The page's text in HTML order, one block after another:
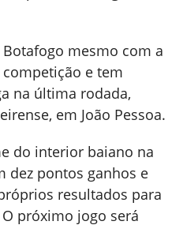
mesmo com a
e tem
na última rodada,
em João Pessoa.
do interior baiano na
dez pontos ganhos e
resultados para
próximo jogo será